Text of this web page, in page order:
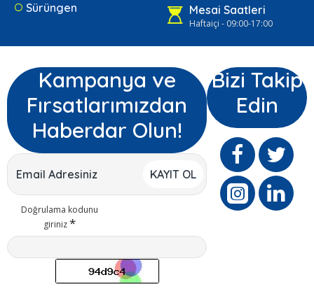
Sürüngen
Mesai Saatleri
Haftaiçi - 09:00-17:00
Kampanya ve
Fırsatlarımızdan
Haberdar Olun!
KAYIT OL
Doğrulama kodunu
giriniz
Bizi Takip
Edin